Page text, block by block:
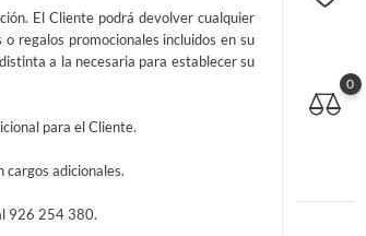
0
El Cliente podrá devolver cualquier
regalos promocionales incluidos en su
a la necesaria para establecer su
para el Cliente.
cargos adicionales.
926 254 380.